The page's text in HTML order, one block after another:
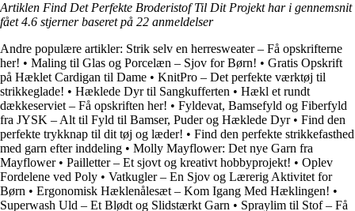
Artiklen Find Det Perfekte Broderistof Til Dit Projekt har i gennemsnit
fået4.6 stjerner baseret på 22 anmeldelser
Andre populære artikler: Strik selv en herresweater – Få opskrifterne
her! • Maling til Glas og Porcelæn – Sjov for Børn! • Gratis Opskrift
på Hæklet Cardigan til Dame • KnitPro – Det perfekte værktøj til
strikkeglade! • Hæklede Dyr til Sangkufferten • Hækl et rundt
dækkeserviet – Få opskriften her! • Fyldevat, Bamsefyld og Fiberfyld
fra JYSK – Alt til Fyld til Bamser, Puder og Hæklede Dyr• Find den
perfekte trykknap til dit tøj og læder! • Find den perfekte strikkefasthed
med garn efter inddeling • Molly Mayflower: Det nye Garn fra
Mayflower• Pailletter – Et sjovt og kreativt hobbyprojekt! • Oplev
Fordelene ved Poly • Vatkugler – En Sjov og Lærerig Aktivitet for
Børn • Ergonomisk Hæklenålesæt – Kom Igang Med Hæklingen! •
Superwash Uld – Et Blødt og Slidstærkt Garn • Spraylim til Stof – Få